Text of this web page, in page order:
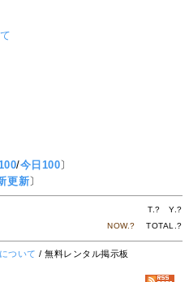
/今日100〕
更新〕
T.? Y.?
NOW.? TOTAL.?
ついて / 無料レンタル掲示板